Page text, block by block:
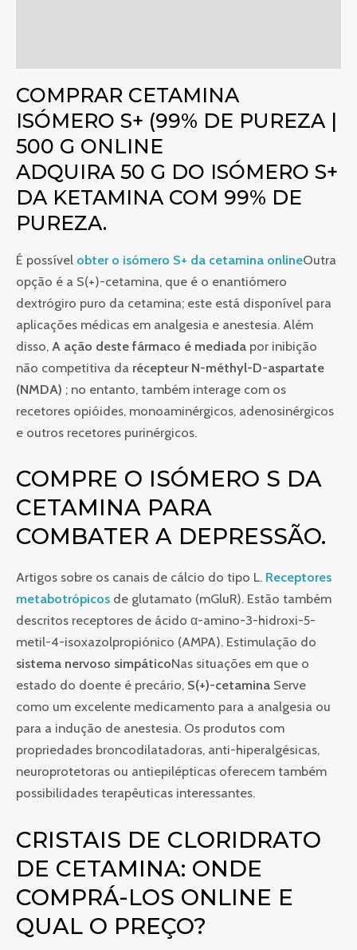
COMPRAR CETAMINA
ISÓMERO S+ (99% DE PUREZA |
500 G ONLINE
ADQUIRA 50 G DO ISÓMERO S+
DA KETAMINA COM 99% DE
PUREZA.
É possível obter o isómero S+ da cetamina onlineOutra
opção é a S(+)-cetamina, que é o enantiómero
dextrógiro puro da cetamina; este está disponível para
aplicações médicas em analgesia e anestesia. Além
disso, A ação deste fármaco é mediada por inibição
não competitiva da récepteur N-méthyl-D-aspartate
(NMDA) ; no entanto, também interage com os
recetores opióides, monoaminérgicos, adenosinérgicos
e outros recetores purinérgicos.
COMPRE O ISÓMERO S DA
CETAMINA PARA
COMBATER A DEPRESSÃO.
Artigos sobre os canais de cálcio do tipo L. Receptores
metabotrópicos de glutamato (mGluR). Estão também
descritos receptores de ácido α-amino-3-hidroxi-5-
metil-4-isoxazolpropiónico (AMPA). Estimulação do
sistema nervoso simpáticoNas situações em que o
estado do doente é precário, S(+)-cetamina Serve
como um excelente medicamento para a analgesia ou
para a indução de anestesia. Os produtos com
propriedades broncodilatadoras, anti-hiperalgésicas,
neuroprotetoras ou antiepilépticas oferecem também
possibilidades terapêuticas interessantes.
CRISTAIS DE CLORIDRATO
DE CETAMINA: ONDE
COMPRÁ-LOS ONLINE E
QUAL O PREÇO?